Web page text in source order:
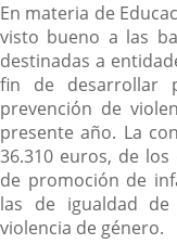
En materia de
visto bueno a las
destinadas a
fin de desarrollar
prevención de
presente año. La
36.310 euros, de
de promoción de
las de igualdad
violencia de género.